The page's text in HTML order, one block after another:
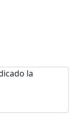
la